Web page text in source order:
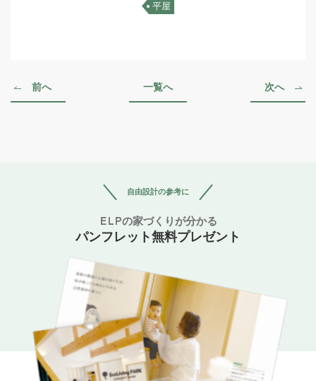
平屋
前へ 一覧へ 次へ
自由設計の参考に
ELPの家づくりが分かる
パンフレット無料プレゼント